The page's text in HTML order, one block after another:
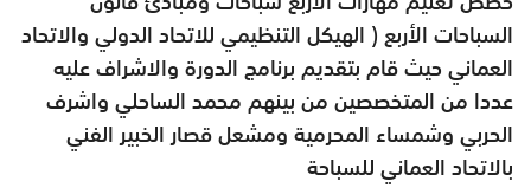
السباحات الأربع ( الهيكل التنظيمي للاتحاد الدولي والاتحاد
العماني حيث قام بتقديم برنامج الدورة والاشراف عليه
عددا من المتخصصين من بينهم محمد الساحلي واشرف
الحربي وشمساء المحرمية ومشعل قصار الخبير الفني
بالاتحاد العماني للسباحة